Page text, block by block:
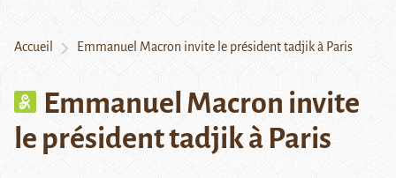
Accueil Emmanuel Macron invite le président tadjik à Paris
Emmanuel Macron invite
le président tadjik à Paris